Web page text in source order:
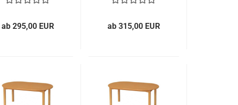
ab 295,00 EUR ab 315,00 EUR